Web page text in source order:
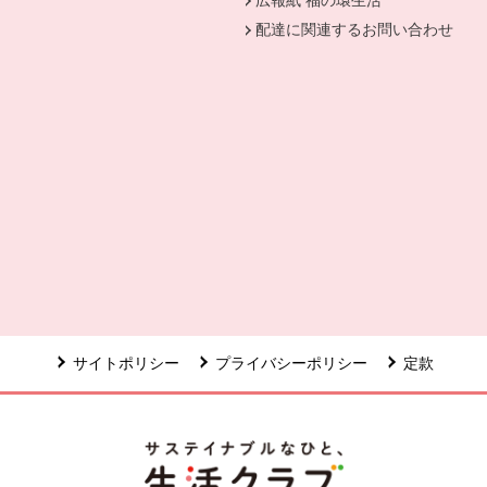
配達に関連するお問い合わせ
サイトポリシー プライバシーポリシー 定款